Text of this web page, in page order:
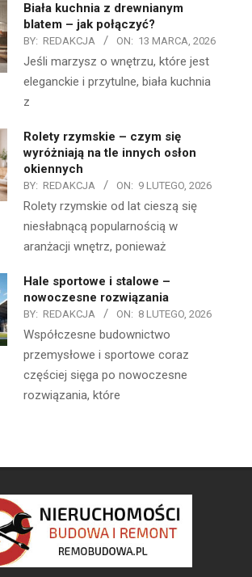
Biała kuchnia z drewnianym
blatem – jak połączyć?
BY: REDAKCJA ON: 13 MARCA, 2026
Jeśli marzysz o wnętrzu, które jest
eleganckie i przytulne, biała kuchnia
z
Rolety rzymskie – czym się
wyróżniają na tle innych osłon
okiennych
BY: REDAKCJA ON: 9 LUTEGO, 2026
Rolety rzymskie od lat cieszą się
niesłabnącą popularnością w
aranżacji wnętrz, ponieważ
Hale sportowe i stalowe –
nowoczesne rozwiązania
BY: REDAKCJA ON: 8 LUTEGO, 2026
Współczesne budownictwo
przemysłowe i sportowe coraz
częściej sięga po nowoczesne
rozwiązania, które